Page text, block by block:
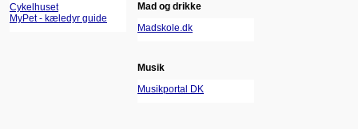
Cykelhuset
MyPet - kæledyr guide
Mad og drikke
Madskole.dk
Musik
Musikportal DK